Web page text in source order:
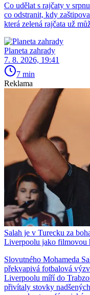
Co udělat s rajčaty v
co odstranit, kdy
která zelená rajčata už
Planeta zahrady
7. 8. 2026, 19:41
7 min
Reklama
Salah je v Turecku za
Liverpoolu jako filmovou
Slovutného Mohameda
překvapivá fotbalová
Liverpoolu míří do
přivítaly stovky